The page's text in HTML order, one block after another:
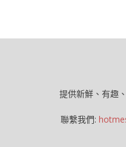
提供新鮮、有趣
聯繫我們: